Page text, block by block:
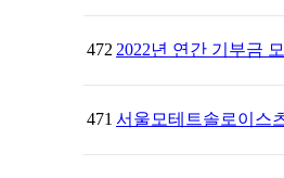
472 2022년 연간 기부금
471 서울모테트솔로이스